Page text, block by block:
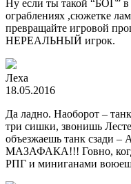
Ну если ты такой “БОГ”
ограблениях ,сюжетке
превращайте игровой
НЕРЕАЛЬНЫЙ игрок.
Леха
18.05.2016
Да ладно. Наоборот –
три сишки, звонишь
объезжаешь танк
МАЗАФАКА!!! Говно,
РПГ и миниганами